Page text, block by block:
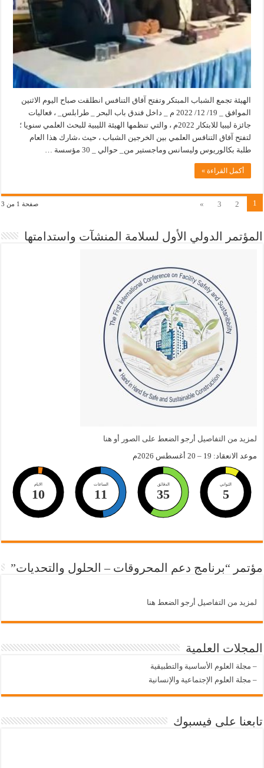
الهيئة تجمع الشباب المبتكر وتفتح آفاق التنافس انطلقت صباح اليوم الاثنين
الموافق _ 19/ 12/ 2022 م _ داخل فندق باب البحر _ طرابلس_ ، فعاليات
جائزة ليبيا للابتكار 2022م ، والتي تنظمها الهيئة الليبية للبحث العلمي سنويا ؛
لتفتح آفاق التنافس العلمي بين الخرجين الشباب ، حيث ،شارك هذا العام
طلبة بكالوريوس وليسانس وماجستير من_ حوالي _ 30 مؤسسة …
أكمل القراءة »
صفحة 1 من 3 1
2
3
»
المؤتمر الدولي الأول لسلامة المنشآت واستدامتها
لمزيد من التفاصيل أرجو الضعط على الصور أو هنا
موعد الانعقاد: 19 – 20 أغسطس 2026م
الايام
10
الساعات
11
الدقائق
35
الثواني
4
مؤتمر “برنامج دعم المحروقات – الحلول والتحديات”
لمزيد من التفاصيل أرجو الضعط هنا
المجلات العلمية
– مجلة العلوم الأساسية والتطبيقية
– مجلة العلوم الإجتماعية والإنسانية
تابعنا على فيسبوك